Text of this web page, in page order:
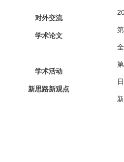
对外交流
学术论文
学术活动
新思路新观点